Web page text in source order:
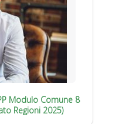
Modulo Comune 8
Regioni 2025)